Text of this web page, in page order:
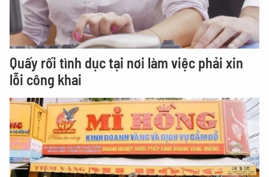
Quấy rối tình dục tại nơi làm việc phải xin
lỗi công khai